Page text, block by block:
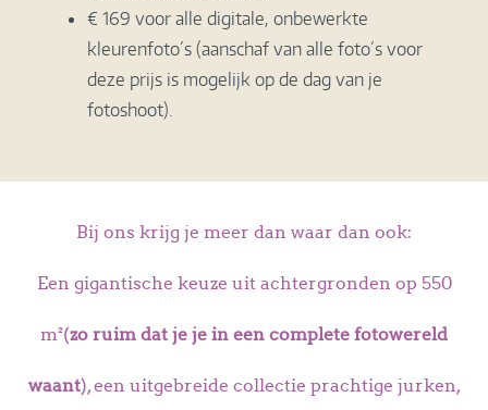
€ 169 voor alle digitale, onbewerkte
kleurenfoto´s (aanschaf van alle foto´s voor
deze prijs is mogelijk op de dag van je
fotoshoot).
Bij ons krijg je meer dan waar dan ook:
Een gigantische keuze uit achtergronden op 550
m²(zo ruim dat je je in een complete fotowereld
waant), een uitgebreide collectie prachtige jurken,